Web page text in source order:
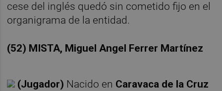
cese del inglés quedó sin cometido fijo en el
organigrama de la entidad.
(52) MISTA, Miguel Angel Ferrer Martínez
(Jugador) Nacido en Caravaca de la Cruz